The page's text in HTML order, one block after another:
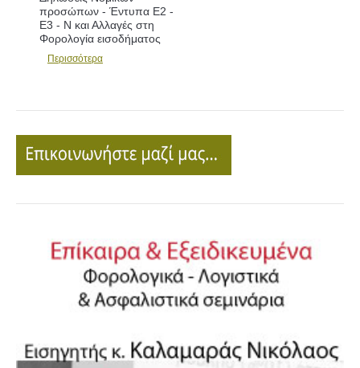
προσώπων - Έντυπα Ε2 -
Ε3 - Ν και Αλλαγές στη
Φορολογία εισοδήματος
Περισσότερα